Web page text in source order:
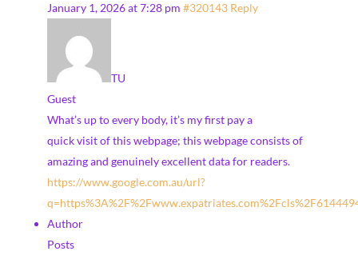
January 1, 2026 at 7:28 pm #320143 Reply
TU
Guest
What’s up to every body, it’s my first pay a
quick visit of this webpage; this webpage consists of
amazing and genuinely excellent data for readers.
https://www.google.com.au/url?
Author
Posts